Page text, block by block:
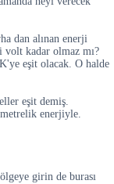
dan alınan enerji
volt kadar olmaz mı?
eşit olacak. O halde
eşit demiş.
enerjiyle.
girin de burası